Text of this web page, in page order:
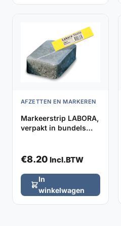
AFZETTEN EN MARKEREN
Markeerstrip LABORA,
verpakt in bundels
€8.20 Incl.BTW
In
winkelwagen